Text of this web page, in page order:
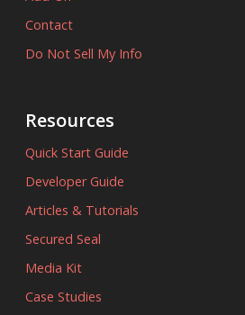
Contact
Do Not Sell My Info
Resources
Quick Start Guide
Developer Guide
Articles & Tutorials
Secured Seal
Media Kit
Case Studies